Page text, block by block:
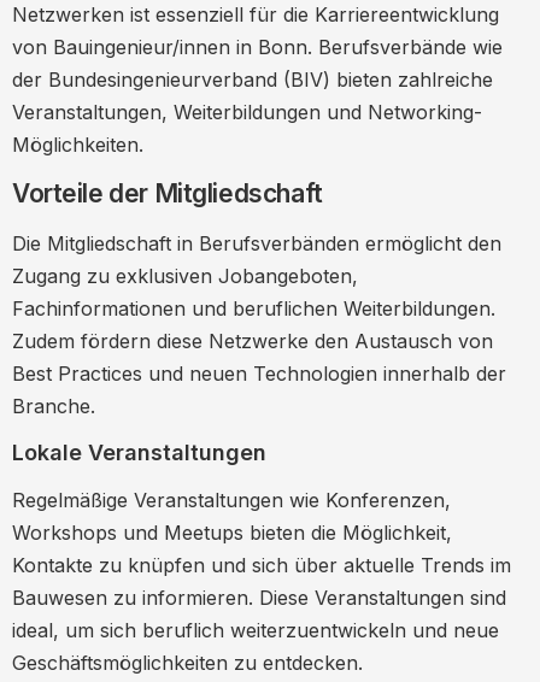
Netzwerken ist essenziell für die Karriereentwicklung
von Bauingenieur/innen in Bonn. Berufsverbände wie
der Bundesingenieurverband (BIV) bieten zahlreiche
Veranstaltungen, Weiterbildungen und Networking-
Möglichkeiten.
Vorteile der Mitgliedschaft
Die Mitgliedschaft in Berufsverbänden ermöglicht den
Zugang zu exklusiven Jobangeboten,
Fachinformationen und beruflichen Weiterbildungen.
Zudem fördern diese Netzwerke den Austausch von
Best Practices und neuen Technologien innerhalb der
Branche.
Lokale Veranstaltungen
Regelmäßige Veranstaltungen wie Konferenzen,
Workshops und Meetups bieten die Möglichkeit,
Kontakte zu knüpfen und sich über aktuelle Trends im
Bauwesen zu informieren. Diese Veranstaltungen sind
ideal, um sich beruflich weiterzuentwickeln und neue
Geschäftsmöglichkeiten zu entdecken.